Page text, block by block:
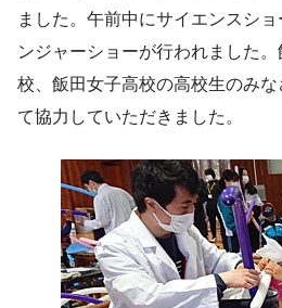
ました。午前中にサイエンスシ
ンジャーショーが行われました
校、飯田女子高校の高校生のみ
て協力していただきました。